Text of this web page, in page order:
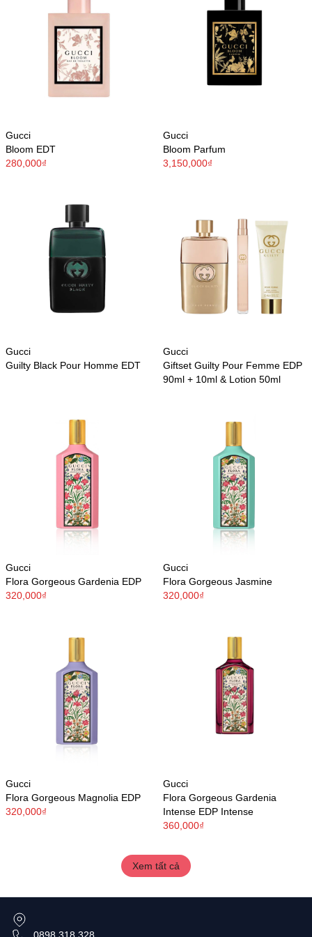
Gucci
Bloom EDT
280,000₫
Gucci
Bloom Parfum
3,150,000₫
Gucci
Guilty Black Pour Homme EDT
Gucci
Giftset Guilty Pour Femme EDP
90ml + 10ml & Lotion 50ml
Gucci
Flora Gorgeous Gardenia EDP
320,000₫
Gucci
Flora Gorgeous Jasmine
320,000₫
Gucci
Flora Gorgeous Magnolia EDP
320,000₫
Gucci
Flora Gorgeous Gardenia
Intense EDP Intense
360,000₫
Xem tất cả
0898 318 328